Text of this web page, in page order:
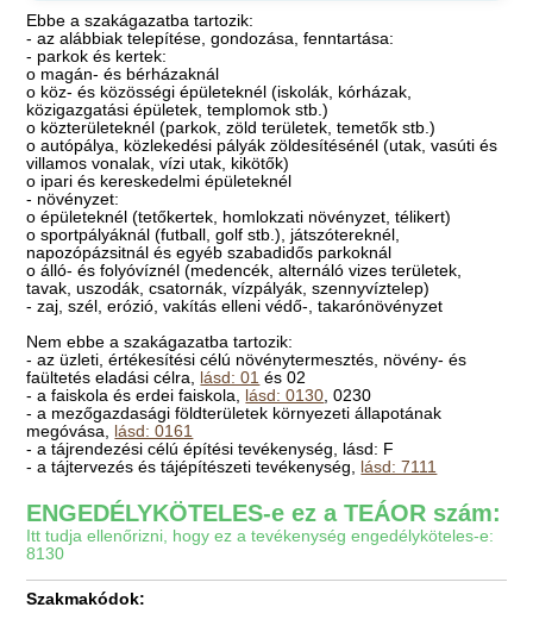
Ebbe a szakágazatba tartozik:
- az alábbiak telepítése, gondozása, fenntartása:
- parkok és kertek:
o magán- és bérházaknál
o köz- és közösségi épületeknél (iskolák, kórházak,
közigazgatási épületek, templomok stb.)
o közterületeknél (parkok, zöld területek, temetők stb.)
o autópálya, közlekedési pályák zöldesítésénél (utak, vasúti és
villamos vonalak, vízi utak, kikötők)
o ipari és kereskedelmi épületeknél
- növényzet:
o épületeknél (tetőkertek, homlokzati növényzet, télikert)
o sportpályáknál (futball, golf stb.), játszótereknél,
napozópázsitnál és egyéb szabadidős parkoknál
o álló- és folyóvíznél (medencék, alternáló vizes területek,
tavak, uszodák, csatornák, vízpályák, szennyvíztelep)
- zaj, szél, erózió, vakítás elleni védő-, takarónövényzet
Nem ebbe a szakágazatba tartozik:
- az üzleti, értékesítési célú növénytermesztés, növény- és
faültetés eladási célra, lásd: 01 és 02
- a faiskola és erdei faiskola, lásd: 0130 , 0230
- a mezőgazdasági földterületek környezeti állapotának
megóvása, lásd: 0161
- a tájrendezési célú építési tevékenység, lásd: F
- a tájtervezés és tájépítészeti tevékenység, lásd: 7111
ENGEDÉLYKÖTELES-e ez a TEÁOR szám:
Itt tudja ellenőrizni, hogy ez a tevékenység engedélyköteles-e:
8130
Szakmakódok: